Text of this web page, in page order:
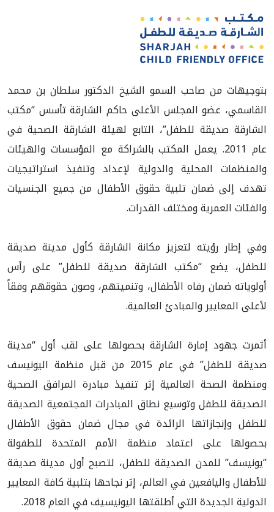
بتوجيهات من صاحب السمو الشيخ الدكتور سلطان بن محمد
القاسمي، عضو المجلس الأعلى حاكم الشارقة تأسس “مكتب
الشارقة صديقة للطفل”، التابع لهيئة الشارقة الصحية في
عام 2011. يعمل المكتب بالشراكة مع المؤسسات والهيئات
والمنظمات المحلية والدولية لإعداد وتنفيذ استراتيجيات
تهدف إلى ضمان تلبية حقوق الأطفال من جميع الجنسيات
والفئات العمرية ومختلف القدرات.
وفي إطار رؤيته لتعزيز مكانة الشارقة كأول مدينة صديقة
للطفل، يضع “مكتب الشارقة صديقة للطفل” على رأس
أولوياته ضمان رفاه الأطفال، وتنميتهم، وصون حقوقهم وفقاً
لأعلى المعايير والمبادئ العالمية.
أثمرت جهود إمارة الشارقة بحصولها على لقب أول “مدينة
صديقة للطفل” في عام 2015 من قبل منظمة اليونيسف
ومنظمة الصحة العالمية إثر تنفيذ مبادرة المرافق الصحية
الصديقة للطفل وتوسيع نطاق المبادرات المجتمعية الصديقة
للطفل وإنجازاتها الرائدة في مجال ضمان حقوق الأطفال
بحصولها على اعتماد منظمة الأمم المتحدة للطفولة
“يونيسف” للمدن الصديقة للطفل، لتصبح أول مدينة صديقة
للأطفال واليافعين في العالم، إثر نجاحها بتلبية كافة المعايير
الدولية الجديدة التي أطلقتها اليونيسيف في العام 2018.